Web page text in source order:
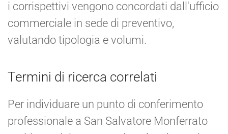
i corrispettivi vengono concordati dall'ufficio
commerciale in sede di preventivo,
valutando tipologia e volumi.
Termini di ricerca correlati
Per individuare un punto di conferimento
professionale a San Salvatore Monferrato